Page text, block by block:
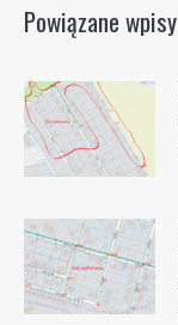
Powiązane wpisy